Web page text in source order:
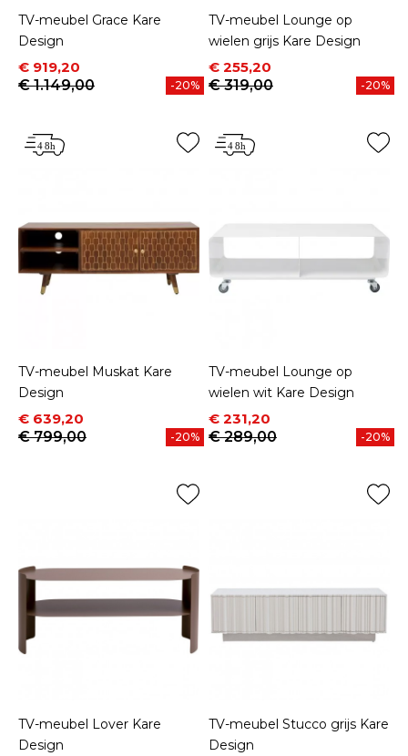
TV-meubel Grace Kare
Design
Prijs
€ 919,20
Normale prijs
€ 1.149,00
-20%
TV-meubel Lounge op
wielen grijs Kare Design
Prijs
€ 255,20
Normale prijs
€ 319,00
-20%
TV-meubel Muskat Kare
Design
Prijs
€ 639,20
Normale prijs
€ 799,00
-20%
TV-meubel Lounge op
wielen wit Kare Design
Prijs
€ 231,20
Normale prijs
€ 289,00
-20%
TV-meubel Lover Kare
Design
TV-meubel Stucco grijs Kare
Design